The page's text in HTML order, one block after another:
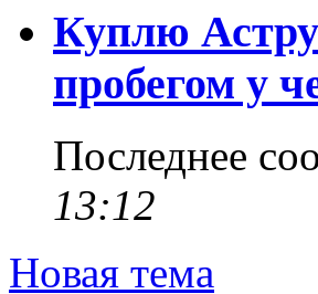
Куплю
пробегом у
Последнее
13:12
Новая тема